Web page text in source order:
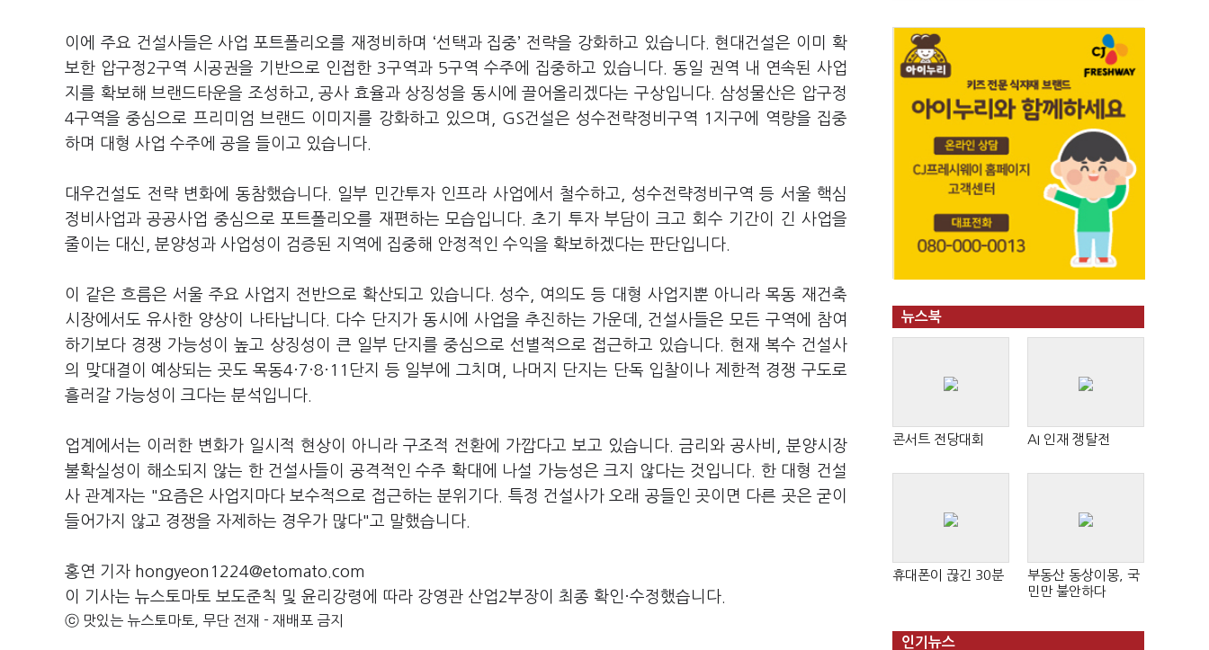
이에 주요 건설사들은 사업 포트폴리오를 재정비하며 ‘선택과 집중’ 전략을 강화하고 있습니다. 현대건설은 이미 확
보한 압구정2구역 시공권을 기반으로 인접한 3구역과 5구역 수주에 집중하고 있습니다. 동일 권역 내 연속된 사업
지를 확보해 브랜드타운을 조성하고, 공사 효율과 상징성을 동시에 끌어올리겠다는 구상입니다. 삼성물산은 압구정
4구역을 중심으로 프리미엄 브랜드 이미지를 강화하고 있으며, GS건설은 성수전략정비구역 1지구에 역량을 집중
하며 대형 사업 수주에 공을 들이고 있습니다.
대우건설도 전략 변화에 동참했습니다. 일부 민간투자 인프라 사업에서 철수하고, 성수전략정비구역 등 서울 핵심
정비사업과 공공사업 중심으로 포트폴리오를 재편하는 모습입니다. 초기 투자 부담이 크고 회수 기간이 긴 사업을
줄이는 대신, 분양성과 사업성이 검증된 지역에 집중해 안정적인 수익을 확보하겠다는 판단입니다.
이 같은 흐름은 서울 주요 사업지 전반으로 확산되고 있습니다. 성수, 여의도 등 대형 사업지뿐 아니라 목동 재건축
시장에서도 유사한 양상이 나타납니다. 다수 단지가 동시에 사업을 추진하는 가운데, 건설사들은 모든 구역에 참여
하기보다 경쟁 가능성이 높고 상징성이 큰 일부 단지를 중심으로 선별적으로 접근하고 있습니다. 현재 복수 건설사
의 맞대결이 예상되는 곳도 목동4·7·8·11단지 등 일부에 그치며, 나머지 단지는 단독 입찰이나 제한적 경쟁 구도로
흘러갈 가능성이 크다는 분석입니다.
업계에서는 이러한 변화가 일시적 현상이 아니라 구조적 전환에 가깝다고 보고 있습니다. 금리와 공사비, 분양시장
불확실성이 해소되지 않는 한 건설사들이 공격적인 수주 확대에 나설 가능성은 크지 않다는 것입니다. 한 대형 건설
사 관계자는 "요즘은 사업지마다 보수적으로 접근하는 분위기다. 특정 건설사가 오래 공들인 곳이면 다른 곳은 굳이
들어가지 않고 경쟁을 자제하는 경우가 많다"고 말했습니다.
홍연 기자 hongyeon1224@etomato.com
이 기사는 뉴스토마토 보도준칙 및 윤리강령에 따라 강영관 산업2부장이 최종 확인·수정했습니다.
ⓒ 맛있는 뉴스토마토, 무단 전재 - 재배포 금지
뉴스북
콘서트 전당대회 AI 인재 쟁탈전
휴대폰이 끊긴 30분
부동산 동상이몽, 국
민만 불안하다
인기뉴스